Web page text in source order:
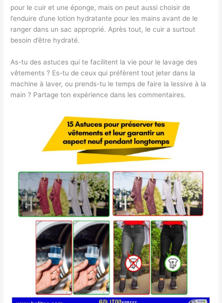
pour le cuir et une éponge, mais on peut aussi choisir de
l’enduire d’une lotion hydratante pour les mains avant de le
ranger dans un sac approprié. Après tout, le cuir a surtout
besoin d’être hydraté.
As-tu des astuces qui te facilitent la vie pour le lavage des
vêtements ? Es-tu de ceux qui préfèrent tout jeter dans la
machine à laver, ou prends-tu le temps de faire la lessive à la
main ? Partage ton expérience dans les commentaires.